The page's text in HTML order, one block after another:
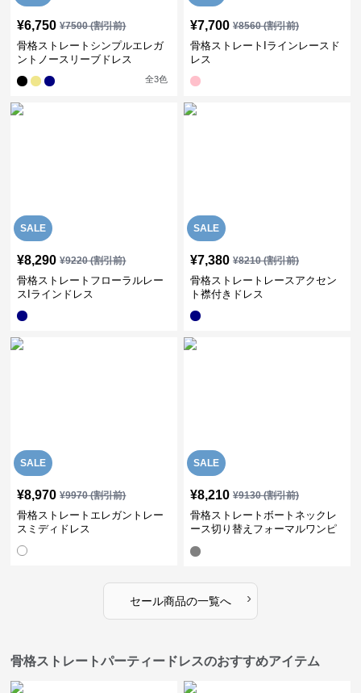
¥6,750 ¥7500(割引前)
骨格ストレートシンプルエレガ
ントノースリーブドレス
全3色
¥7,700 ¥8560(割引前)
骨格ストレートIラインレースド
レス
SALE
¥8,290 ¥9220(割引前)
骨格ストレートフローラルレー
スIラインドレス
SALE
¥7,380 ¥8210(割引前)
骨格ストレートレースアクセン
ト襟付きドレス
SALE
¥8,970 ¥9970(割引前)
骨格ストレートエレガントレー
スミディドレス
SALE
¥8,210 ¥9130(割引前)
骨格ストレートボートネックレ
ース切り替えフォーマルワンピ
セール商品の一覧へ ›
骨格ストレートパーティードレスのおすすめアイテム